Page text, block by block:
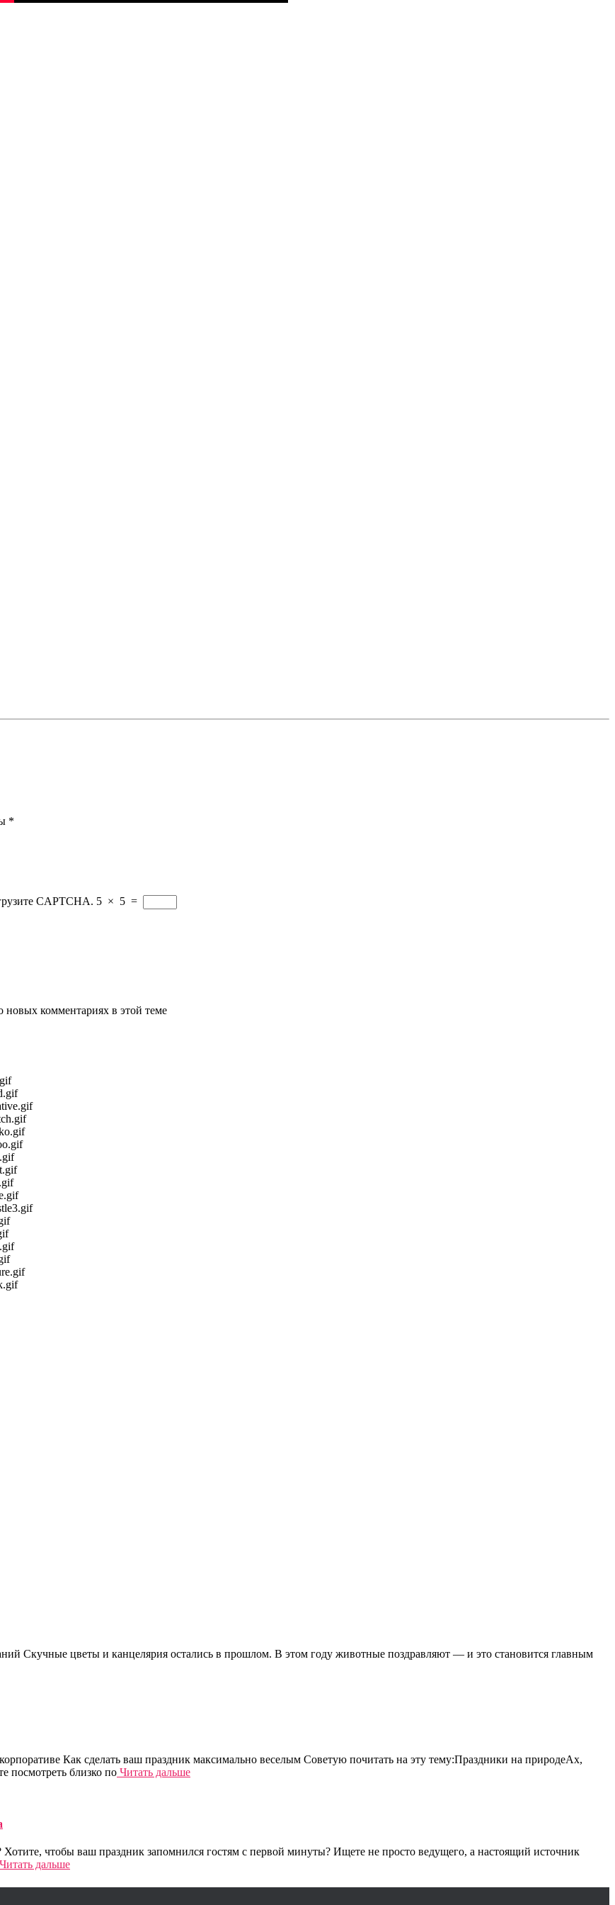
*
CAPTCHA. 5 × 5 =
новых комментариях в этой теме
Скучные цветы и канцелярия остались в прошлом. В этом году животные поздравляют — и это становится главным
Как сделать ваш праздник максимально веселым Советую почитать на эту тему:Праздники на природеАх,
посмотреть близко по Читать дальше
чтобы ваш праздник запомнился гостям с первой минуты? Ищете не просто ведущего, а настоящий источник
Читать дальше